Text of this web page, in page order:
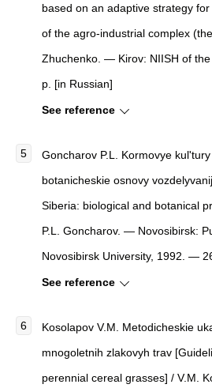
based on an adaptive strategy
of the agro-industrial complex
Zhuchenko. — Kirov: NIISH of
p. [in Russian]
See reference
Goncharov P.L. Kormovye
botanicheskie osnovy
Siberia: biological and botanical
P.L. Goncharov. — Novosibirsk:
Novosibirsk University, 1992. —
See reference
Kosolapov V.M. Metodicheskie
mnogoletnih zlakovyh trav
perennial cereal grasses] / V.M.